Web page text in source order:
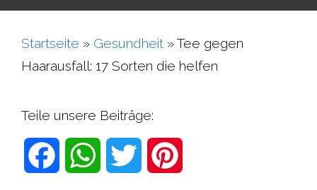
Startseite » Gesundheit »Tee gegen
Haarausfall: 17 Sorten die helfen
Teile unsere Beiträge:
W